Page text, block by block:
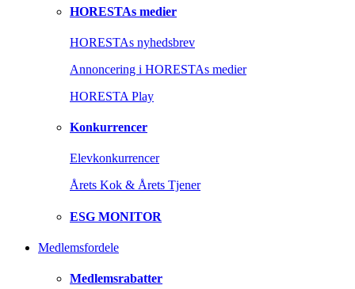
HORESTAs medier
HORESTAs nyhedsbrev
Annoncering i HORESTAs medier
HORESTA Play
Konkurrencer
Elevkonkurrencer
Årets Kok & Årets Tjener
ESG MONITOR
Medlemsfordele
Medlemsrabatter